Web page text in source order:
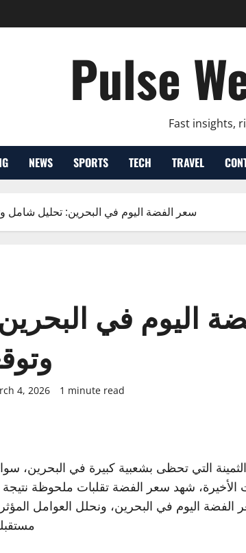
Pulse
Fast insights,
NEWS SPORTS TECH TRAVEL
سعر الفضة اليوم في البحرين: تحليل شامل
اليوم في
4, 2026 1 minute read
التي تحظى بشعبية كبيرة في البحرين،
شهد سعر الفضة تقلبات ملحوظة نتيجة
اليوم في البحرين، ونحلل العوامل